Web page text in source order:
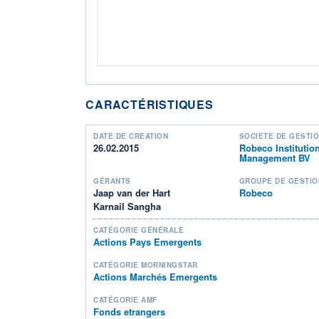
CARACTÉRISTIQUES
DATE DE CRÉATION
26.02.2015
SOCIÉTÉ DE
Robeco
Management BV
GÉRANTS
Jaap van der Hart
Karnail Sangha
GROUPE DE
Robeco
CATÉGORIE GÉNÉRALE
Actions Pays Emergents
CATÉGORIE MORNINGSTAR
Actions Marchés Emergents
CATÉGORIE AMF
Fonds etrangers